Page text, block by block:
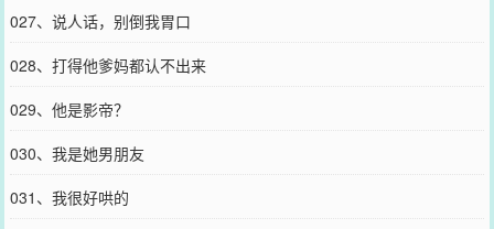
027、说人话，别倒我胃口
028、打得他爹妈都认不出来
029、他是影帝？
030、我是她男朋友
031、我很好哄的